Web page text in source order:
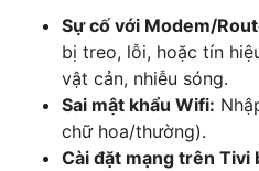
Sự cố với Modem/
bị treo, lỗi, hoặc tín
vật cản, nhiễu sóng.
Sai mật khẩu Wifi:
chữ hoa/thường).
Cài đặt mạng trên Tivi